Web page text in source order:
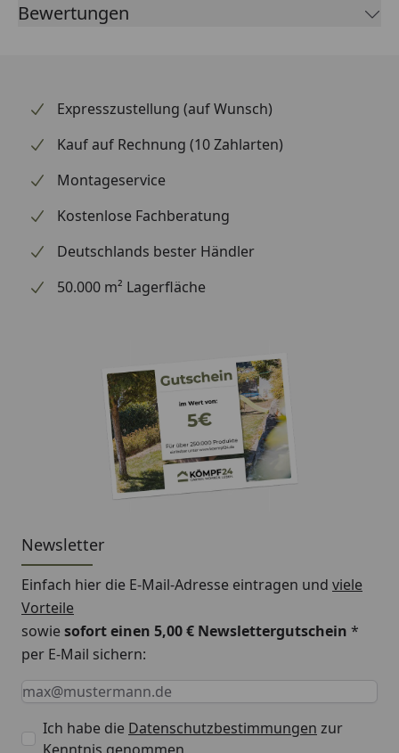
Preis-Leistungs-Verhältnis und decken viele Bereiche
Bewertungen
Expresszustellung (auf Wunsch)
Kauf auf Rechnung (10 Zahlarten)
Montageservice
Kostenlose Fachberatung
Deutschlands bester Händler
50.000 m² Lagerfläche
Newsletter
Einfach hier die E-Mail-Adresse eintragen und viele
Vorteile
sowiesofort einen 5,00 € Newslettergutschein *
per E-Mail sichern:
Keine Eingabe erforderlich
Eingabe erforderlich
E-Mail *
Ich habe die Datenschutzbestimmungen zur